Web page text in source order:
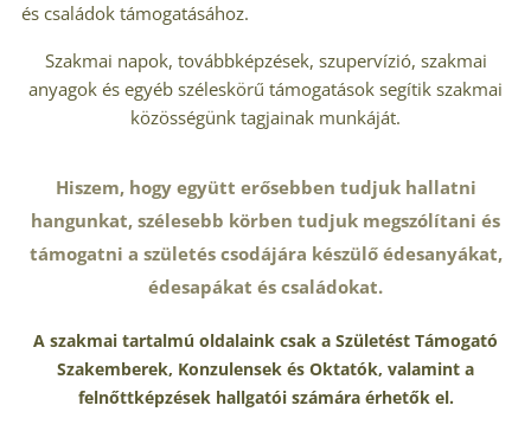
és családok támogatásához.
Szakmai napok, továbbképzések, szupervízió, szakmai
anyagok és egyéb széleskörű támogatások segítik szakmai
közösségünk tagjainak munkáját.
Hiszem, hogy együtt erősebben tudjuk hallatni
hangunkat, szélesebb körben tudjuk megszólítani és
támogatni a születés csodájára készülő édesanyákat,
édesapákat és családokat.
A szakmai tartalmú oldalaink csak a Születést Támogató
Szakemberek, Konzulensek és Oktatók, valamint a
felnőttképzések hallgatói számára érhetők el.